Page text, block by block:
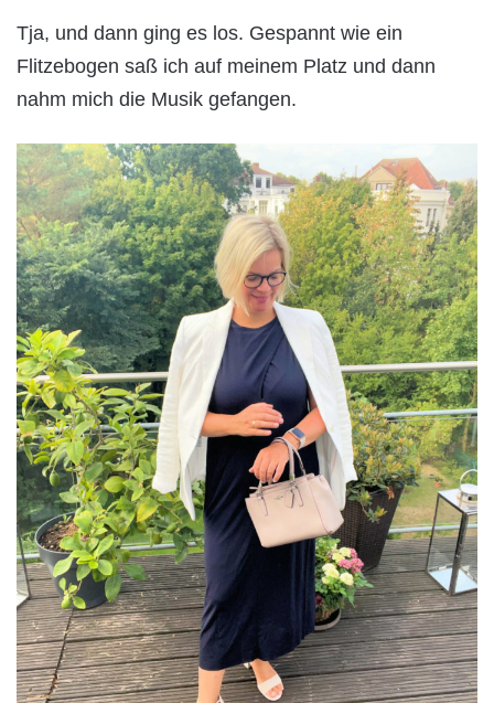
Tja, und dann ging es los. Gespannt wie ein
Flitzebogen saß ich auf meinem Platz und dann
nahm mich die Musik gefangen.